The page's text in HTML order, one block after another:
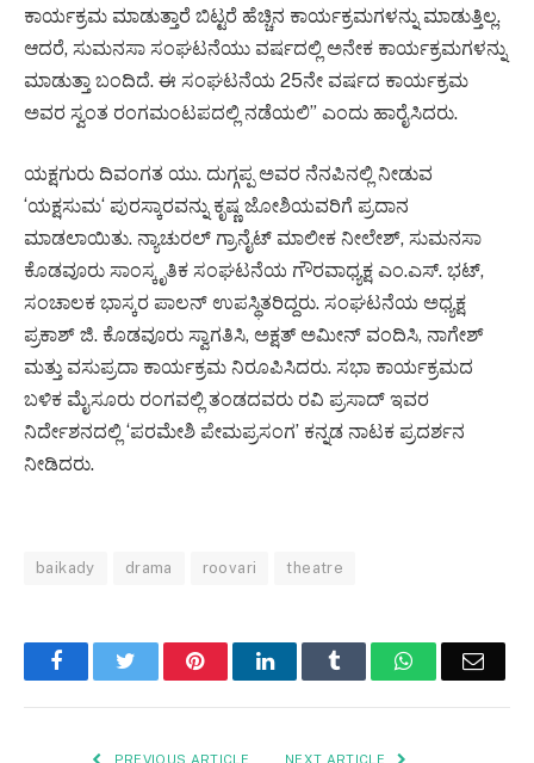
ಕಾರ್ಯಕ್ರಮ ಮಾಡುತ್ತಾರೆ ಬಿಟ್ಟರೆ ಹೆಚ್ಚಿನ ಕಾರ್ಯಕ್ರಮಗಳನ್ನು ಮಾಡುತ್ತಿಲ್ಲ.
ಆದರೆ, ಸುಮನಸಾ ಸಂಘಟನೆಯು ವರ್ಷದಲ್ಲಿ ಅನೇಕ ಕಾರ್ಯಕ್ರಮಗಳನ್ನು
ಮಾಡುತ್ತಾ ಬಂದಿದೆ. ಈ ಸಂಘಟನೆಯ 25ನೇ ವರ್ಷದ ಕಾರ್ಯಕ್ರಮ
ಅವರ ಸ್ವಂತ ರಂಗಮಂಟಪದಲ್ಲಿ ನಡೆಯಲಿ” ಎಂದು ಹಾರೈಸಿದರು.
ಯಕ್ಷಗುರು ದಿವಂಗತ ಯು. ದುಗ್ಗಪ್ಪ ಅವರ ನೆನಪಿನಲ್ಲಿ ನೀಡುವ
‘ಯಕ್ಷಸುಮ‘ ಪುರಸ್ಕಾರವನ್ನು ಕೃಷ್ಣ ಜೋಶಿಯವರಿಗೆ ಪ್ರದಾನ
ಮಾಡಲಾಯಿತು. ನ್ಯಾಚುರಲ್‌ ಗ್ರಾನೈಟ್‌ ಮಾಲೀಕ ನೀಲೇಶ್‌, ಸುಮನಸಾ
ಕೊಡವೂರು ಸಾಂಸ್ಕೃತಿಕ ಸಂಘಟನೆಯ ಗೌರವಾಧ್ಯಕ್ಷ ಎಂ.ಎಸ್‌. ಭಟ್‌,
ಸಂಚಾಲಕ ಭಾಸ್ಕರ ಪಾಲನ್‌ ಉಪಸ್ಥಿತರಿದ್ದರು. ಸಂಘಟನೆಯ ಅಧ್ಯಕ್ಷ
ಪ್ರಕಾಶ್ ಜಿ. ಕೊಡವೂರು ಸ್ವಾಗತಿಸಿ, ಅಕ್ಷತ್ ಅಮೀನ್‌ ವಂದಿಸಿ, ನಾಗೇಶ್‌
ಮತ್ತು ವಸುಪ್ರದಾ ಕಾರ್ಯಕ್ರಮ ನಿರೂಪಿಸಿದರು. ಸಭಾ ಕಾರ್ಯಕ್ರಮದ
ಬಳಿಕ ಮೈಸೂರು ರಂಗವಲ್ಲಿ ತಂಡದವರು ರವಿ ಪ್ರಸಾದ್ ಇವರ
ನಿರ್ದೇಶನದಲ್ಲಿ ‘ಪರಮೇಶಿ ಪೇಮಪ್ರಸಂಗ’ ಕನ್ನಡ ನಾಟಕ ಪ್ರದರ್ಶನ
ನೀಡಿದರು.
baikady drama roovari theatre
FacebookTwitter PinterestLinkedInTumblr WhatsAppEmail
PREVIOUS ARTICLE NEXT ARTICLE